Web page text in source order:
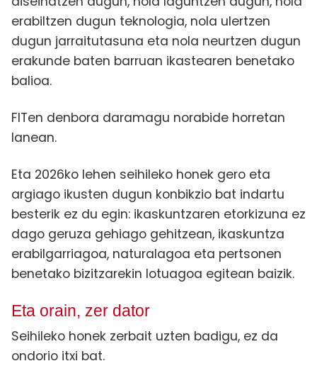
erabiltzen dugun teknologia, nola ulertzen
dugun jarraitutasuna eta nola neurtzen dugun
erakunde baten barruan ikastearen benetako
balioa.
FITen denbora daramagu norabide horretan
lanean.
Eta 2026ko lehen seihileko honek gero eta
argiago ikusten dugun konbikzio bat indartu
besterik ez du egin: ikaskuntzaren etorkizuna ez
dago geruza gehiago gehitzean, ikaskuntza
erabilgarriagoa, naturalagoa eta pertsonen
benetako bizitzarekin lotuagoa egitean baizik.
Eta orain, zer dator
Seihileko honek zerbait uzten badigu, ez da
ondorio itxi bat.